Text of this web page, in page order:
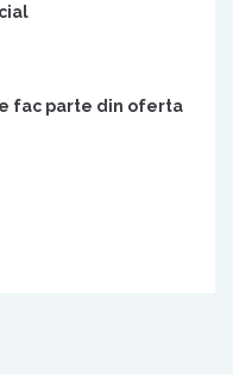
fac parte din oferta